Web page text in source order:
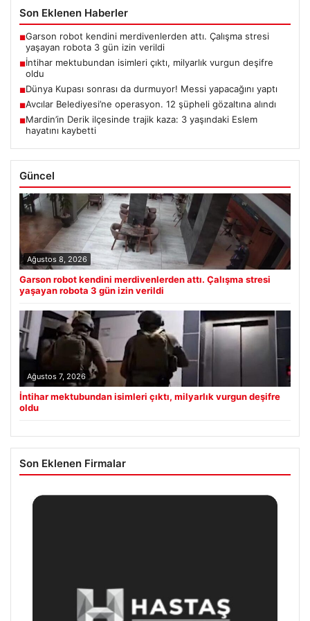
Son Eklenen Haberler
■Garson robot kendini merdivenlerden attı. Çalışma stresi
yaşayan robota 3 gün izin verildi
■İntihar mektubundan isimleri çıktı, milyarlık vurgun deşifre
oldu
■Dünya Kupası sonrası da durmuyor! Messi yapacağını yaptı
■Avcılar Belediyesi’ne operasyon. 12 şüpheli gözaltına alındı
■Mardin’in Derik ilçesinde trajik kaza: 3 yaşındaki Eslem
hayatını kaybetti
Güncel
Ağustos 8, 2026
Garson robot kendini merdivenlerden attı. Çalışma stresi
yaşayan robota 3 gün izin verildi
Ağustos 7, 2026
İntihar mektubundan isimleri çıktı, milyarlık vurgun deşifre
oldu
Son Eklenen Firmalar